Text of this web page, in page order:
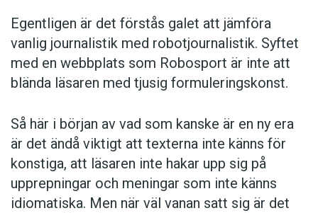
Egentligen är det förstås galet att jämföra
vanlig journalistik med robotjournalistik. Syftet
med en webbplats som Robosport är inte att
blända läsaren med tjusig formuleringskonst.
Så här i början av vad som kanske är en ny era
är det ändå viktigt att texterna inte känns för
konstiga, att läsaren inte hakar upp sig på
upprepningar och meningar som inte känns
idiomatiska. Men när väl vanan satt sig är det